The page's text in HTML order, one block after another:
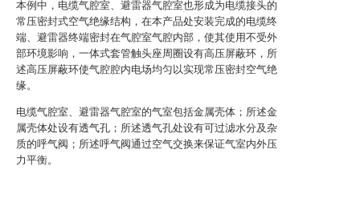
本例中，电缆气腔室、避雷器气腔室也形成为电缆接头的
常压密封式空气绝缘结构，在本产品处安装完成的电缆终
端、避雷器终端密封在气腔室气腔内部，使其使用不受外
部环境影响，一体式套管触头座周圈设有高压屏蔽环，所
述高压屏蔽环使气腔腔内电场均匀以实现常压密封空气绝
缘。
电缆气腔室、避雷器气腔室的气室包括金属壳体；所述金
属壳体处设有透气孔；所述透气孔处设有可过滤水分及杂
质的呼气阀；所述呼气阀通过空气交换来保证气室内外压
力平衡。